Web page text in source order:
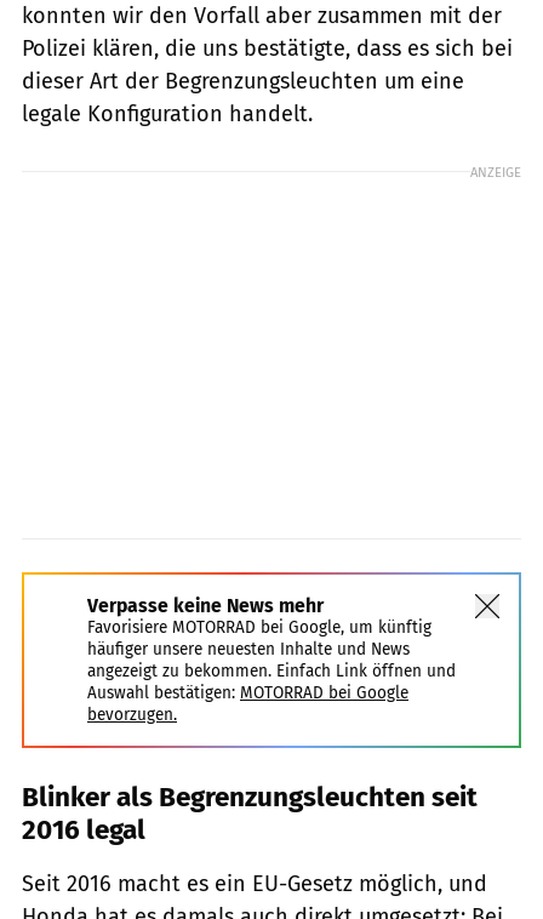
konnten wir den Vorfall aber zusammen mit der
Polizei klären, die uns bestätigte, dass es sich bei
dieser Art der Begrenzungsleuchten um eine
legale Konfiguration handelt.
ANZEIGE
Verpasse keine News mehr
Favorisiere MOTORRAD bei Google, um künftig
häufiger unsere neuesten Inhalte und News
angezeigt zu bekommen. Einfach Link öffnen und
Auswahl bestätigen: MOTORRAD bei Google
bevorzugen.
Blinker als Begrenzungsleuchten seit
2016 legal
Seit 2016 macht es ein EU-Gesetz möglich, und